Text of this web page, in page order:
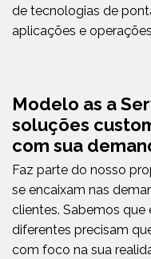
de tecnologias de
aplicações e
Modelo as a
soluções
com sua
Faz parte do nosso
se encaixam nas
clientes. Sabemos
diferentes precisam
com foco na sua